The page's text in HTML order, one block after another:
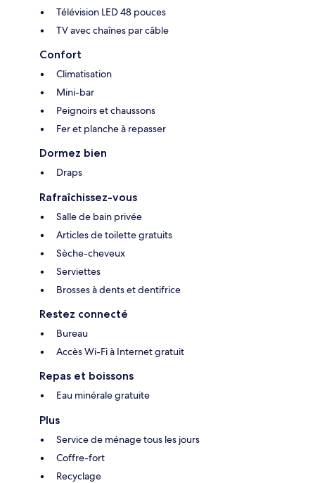
Télévision LED 48 pouces
TV avec chaînes par câble
Confort
Climatisation
Mini-bar
Peignoirs et chaussons
Fer et planche à repasser
Dormez bien
Draps
Rafraîchissez-vous
Salle de bain privée
Articles de toilette gratuits
Sèche-cheveux
Serviettes
Brosses à dents et dentifrice
Restez connecté
Bureau
Accès Wi-Fi à Internet gratuit
Repas et boissons
Eau minérale gratuite
Plus
Service de ménage tous les jours
Coffre-fort
Recyclage